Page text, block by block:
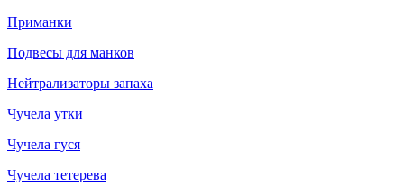
Приманки
Подвесы для манков
Нейтрализаторы запаха
Чучела утки
Чучела гуся
Чучела тетерева